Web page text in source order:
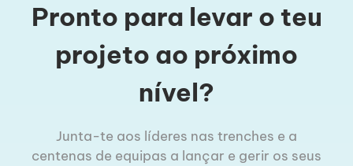
Pronto para levar o teu
projeto ao próximo
nível?
Junta-te aos líderes nas trenches e a
centenas de equipas a lançar e gerir os seus